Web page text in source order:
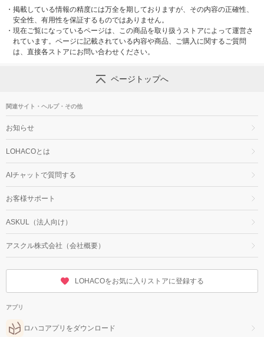
・ 掲載している情報の精度には万全を期しておりますが、その内容の正確性、
安全性、有用性を保証するものではありません。
・ 現在ご覧になっているページは、この商品を取り扱うストアによって運営さ
れています。ページに記載されている内容や商品、ご購入に関するご質問
は、直接各ストアにお問い合わせください。
ページトップへ
関連サイト・ヘルプ・その他
お知らせ
LOHACOとは
AIチャットで質問する
お客様サポート
ASKUL（法人向け）
アスクル株式会社（会社概要）
LOHACOをお気に入りストアに登録する
アプリ
ロハコアプリをダウンロード